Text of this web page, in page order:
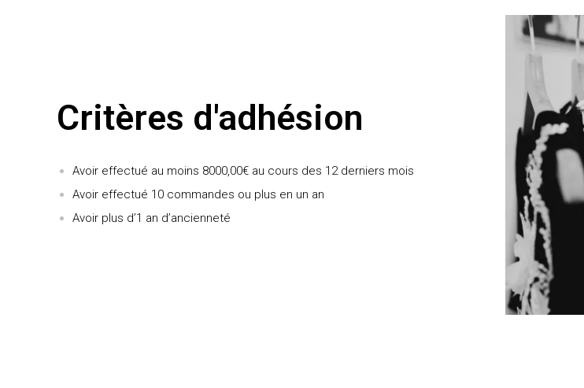
Critères d'adhésion
Avoir effectué au moins 8000,00€ au cours des 12 derniers mois
Avoir effectué 10 commandes ou plus en un an
Avoir plus d’1 an d’ancienneté